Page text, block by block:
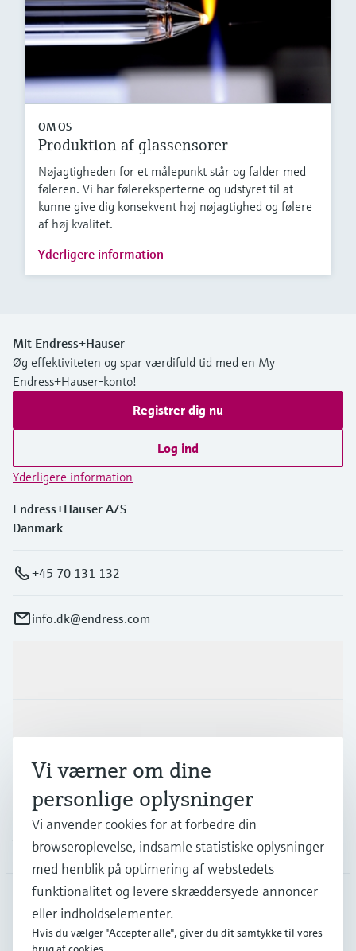
OM OS
Produktion af glassensorer
Nøjagtigheden for et målepunkt står og falder med
føleren. Vi har følereksperterne og udstyret til at
kunne give dig konsekvent høj nøjagtighed og følere
af høj kvalitet.
Yderligere information
Mit Endress+Hauser
Øg effektiviteten og spar værdifuld tid med en My
Endress+Hauser-konto!
Registrer dig nu
Log ind
Yderligere information
Endress+Hauser A/S
Danmark
+45 70 131 132
info.dk@endress.com
Virksomhed
DNK •Dansk
Vi værner om dine
personlige oplysninger
Vi anvender cookies for at forbedre din
browseroplevelse, indsamle statistiske oplysninger
med henblik på optimering af webstedets
funktionalitet og levere skræddersyede annoncer
eller indholdselementer.
Hvis du vælger "Accepter alle", giver du dit samtykke til vores